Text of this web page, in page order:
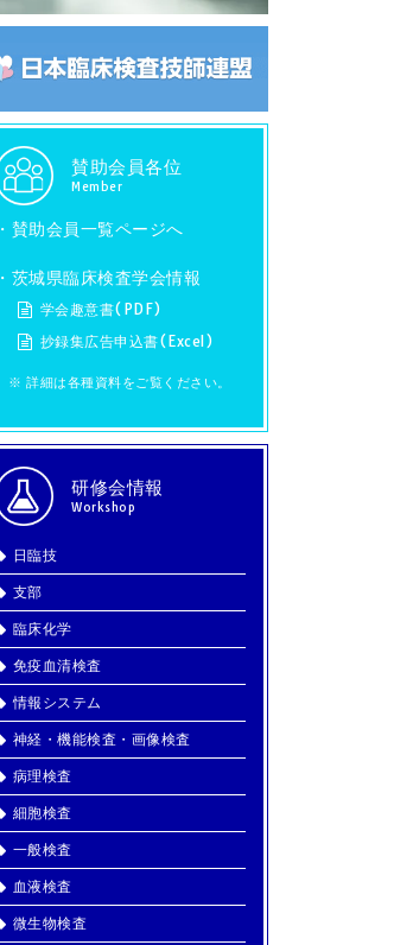
賛助会員各位
Member
・ 賛助会員一覧ページへ
・茨城県臨床検査学会情報
学会趣意書(PDF)
抄録集広告申込書(Excel)
※ 詳細は各種資料をご覧ください。
研修会情報
Workshop
日臨技
支部
臨床化学
免疫血清検査
情報システム
神経・機能検査・画像検査
病理検査
細胞検査
一般検査
血液検査
微生物検査